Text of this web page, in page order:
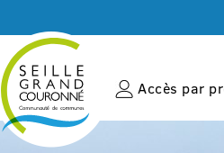
Accès par